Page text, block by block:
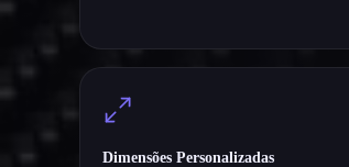
Dimensões Personalizadas